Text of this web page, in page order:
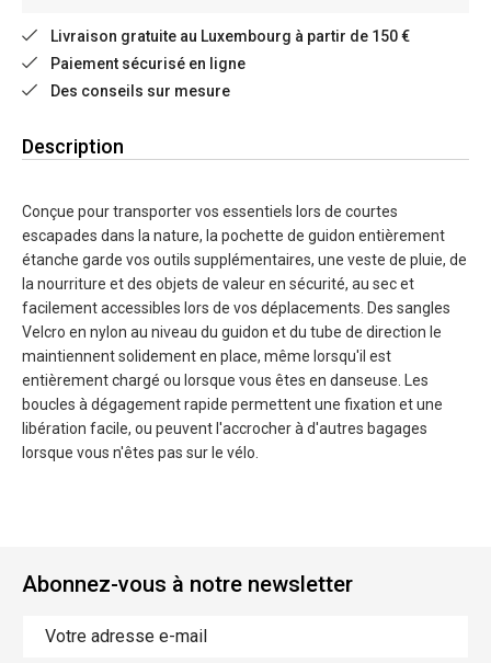
Livraison gratuite au Luxembourg à partir de 150 €
Paiement sécurisé en ligne
Des conseils sur mesure
Description
Conçue pour transporter vos essentiels lors de courtes
escapades dans la nature, la pochette de guidon entièrement
étanche garde vos outils supplémentaires, une veste de pluie, de
la nourriture et des objets de valeur en sécurité, au sec et
facilement accessibles lors de vos déplacements. Des sangles
Velcro en nylon au niveau du guidon et du tube de direction le
maintiennent solidement en place, même lorsqu'il est
entièrement chargé ou lorsque vous êtes en danseuse. Les
boucles à dégagement rapide permettent une fixation et une
libération facile, ou peuvent l'accrocher à d'autres bagages
lorsque vous n'êtes pas sur le vélo.
Abonnez-vous à notre newsletter